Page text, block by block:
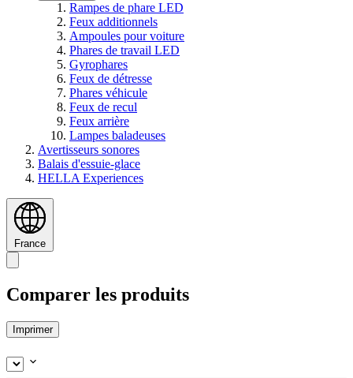
Rampes de phare LED
Feux additionnels
Ampoules pour voiture
Phares de travail LED
Gyrophares
Feux de détresse
Phares véhicule
Feux de recul
Feux arrière
Lampes baladeuses
Avertisseurs sonores
Balais d'essuie-glace
HELLA Experiences
France
Comparer les produits
Imprimer